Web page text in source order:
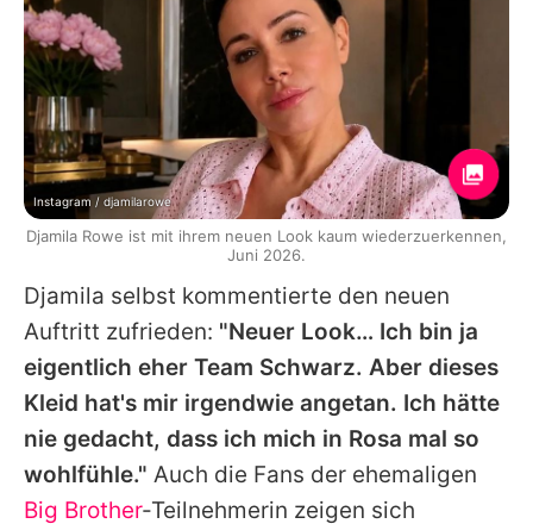
Djamila selbst kommentierte den neuen
Auftritt zufrieden: "Neuer Look… Ich bin ja
eigentlich eher Team Schwarz. Aber dieses
Kleid hat's mir irgendwie angetan. Ich hätte
nie gedacht, dass ich mich in Rosa mal so
wohlfühle." Auch die Fans der ehemaligen
Big Brother-Teilnehmerin zeigen sich
Instagram / djamilarowe
Djamila Rowe ist mit ihrem neuen Look kaum wiederzuerkennen,
Juni 2026.